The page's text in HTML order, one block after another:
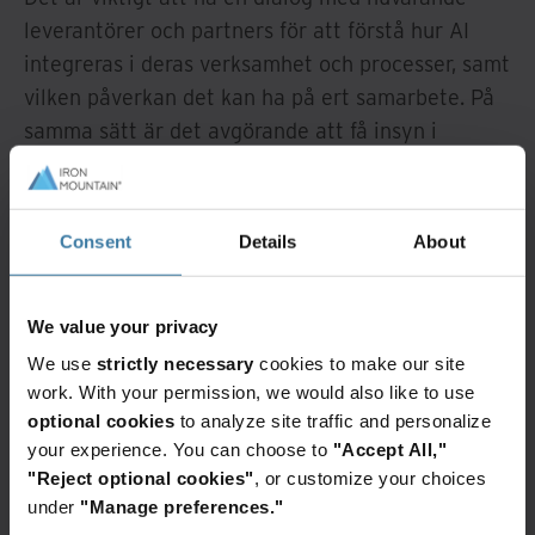
Consent Details About
We value your privacy
We use strictly necessary cookies to make our site
work. With your permission, we would also like to use
optional cookies to analyze site traffic and personalize
your experience. You can choose to "Accept All,"
"Reject optional cookies", or customize your choices
under "Manage preferences."
leverantörer och partners för att förstå hur AI
integreras i deras verksamhet och processer, samt
vilken påverkan det kan ha på ert samarbete. På
samma sätt är det avgörande att få insyn i
potentiella partners och leverantörers AI-policyer
innan något samarbete inleds.
Vid behov kan det vara fördelaktigt att skapa
riktlinjer och förväntningar kring användningen av
generativ AI-teknik. Dessa avtal bör kräva att
leverantörer tydligt redovisar vilka AI-verktyg de
använder för att producera innehåll för er
organisation samt att de vidtar lämpliga åtgärder
för att skydda er information.